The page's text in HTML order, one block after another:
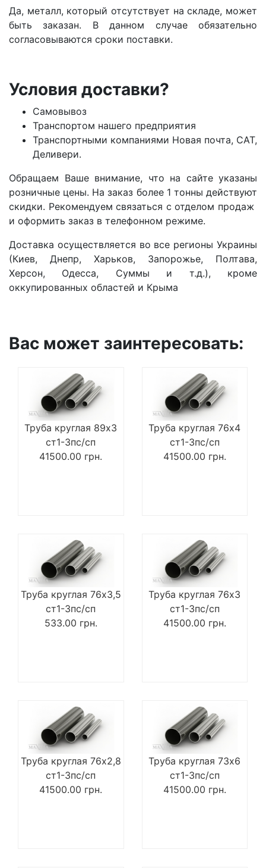
Да, металл, который отсутствует на складе, может
быть заказан. В данном случае обязательно
согласовываются сроки поставки.
Условия доставки?
Самовывоз
Транспортом нашего предприятия
Транспортными компаниями Новая почта, САТ,
Деливери.
Обращаем Ваше внимание, что на сайте указаны
розничные цены. На заказ более 1 тонны действуют
скидки. Рекомендуем связаться с отделом продаж
и оформить заказ в телефонном режиме.
Доставка осуществляется во все регионы Украины
(Киев, Днепр, Харьков, Запорожье, Полтава,
Херсон, Одесса, Суммы и т.д.), кроме
оккупированных областей и Крыма
Вас может заинтересовать:
Труба круглая 89х3
ст1-3пс/сп
41500.00 грн.
Труба круглая 76х4
ст1-3пс/сп
41500.00 грн.
Труба круглая 76х3,5
ст1-3пс/сп
533.00 грн.
Труба круглая 76х3
ст1-3пс/сп
41500.00 грн.
Труба круглая 76х2,8
ст1-3пс/сп
41500.00 грн.
Труба круглая 73х6
ст1-3пс/сп
41500.00 грн.